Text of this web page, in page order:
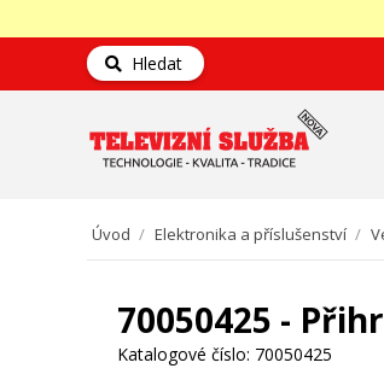
Hledat
Úvod / Elektronika a příslušenství /
70050425 -
Katalogové číslo: 70050425